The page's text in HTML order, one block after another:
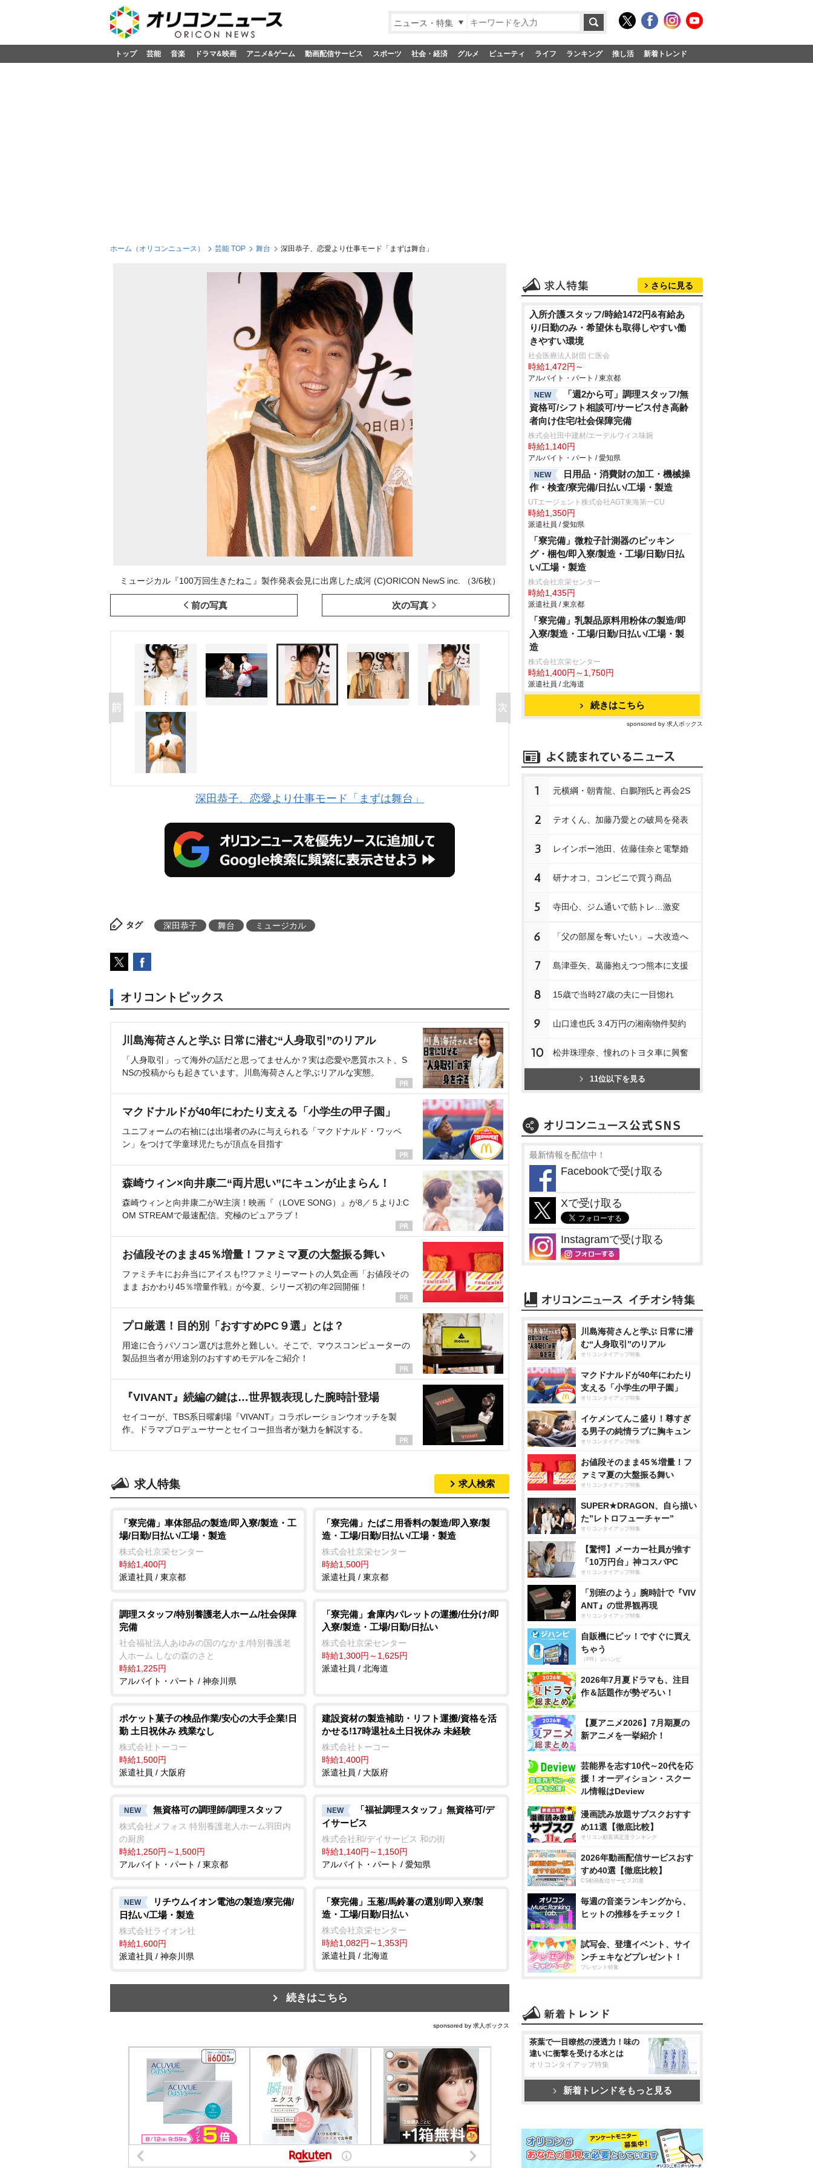
ニュース・特集
トップ 芸能 音楽 ドラマ&映画 アニメ&ゲーム 動画配信サービス スポーツ 社会・経済 グルメ ビューティ ライフ ランキング 推し活 新着トレンド
ホーム（オリコンニュース） 芸能 TOP 舞台 深田恭子、恋愛より仕事モード「まずは舞台」
ミュージカル『100万回生きたねこ』製作発表会見に出席した成河 (C)ORICON NewS inc. （3/6枚）
前の写真 次の写真
深田恭子、恋愛より仕事モード「まずは舞台」
タグ 深田恭子 舞台 ミュージカル
オリコントピックス
川島海荷さんと学ぶ 日常に潜む“人身取引”のリアル
「人身取引」って海外の話だと思ってませんか？実は恋愛や悪質ホスト、S
NSの投稿からも起きています。川島海荷さんと学ぶリアルな実態。
マクドナルドが40年にわたり支える「小学生の甲子園」
ユニフォームの右袖には出場者のみに与えられる「マクドナルド・ワッペ
ン」をつけて学童球児たちが頂点を目指す
森崎ウィン×向井康二“両片思い”にキュンが止まらん！
森崎ウィンと向井康二がW主演！映画『（LOVE SONG）』が8／５よりJ:C
OM STREAMで最速配信。究極のピュアラブ！
お値段そのまま45％増量！ファミマ夏の大盤振る舞い
ファミチキにお弁当にアイスも!?ファミリーマートの人気企画「お値段その
まま おかわり45％増量作戦」が今夏、シリーズ初の年2回開催！
プロ厳選！目的別「おすすめPC９選」とは？
用途に合うパソコン選びは意外と難しい。そこで、マウスコンピューターの
製品担当者が用途別のおすすめモデルをご紹介！
『VIVANT』続編の鍵は…世界観表現した腕時計登場
セイコーが、TBS系日曜劇場『VIVANT』コラボレーションウオッチを製
作。ドラマプロデューサーとセイコー担当者が魅力を解説する。
求人特集 求人検索
「寮完備」車体部品の製造/即入寮/製造・工
場/日勤/日払い/工場・製造
株式会社京栄センター
時給1,400円
派遣社員 / 東京都
「寮完備」たばこ用香料の製造/即入寮/製
造・工場/日勤/日払い/工場・製造
株式会社京栄センター
時給1,500円
派遣社員 / 東京都
調理スタッフ/特別養護老人ホーム/社会保障
完備
社会福祉法人あゆみの国のなかま/特別養護老
人ホーム しなの森のさと
時給1,225円
アルバイト・パート / 神奈川県
「寮完備」倉庫内パレットの運搬/仕分け/即
入寮/製造・工場/日勤/日払い
株式会社京栄センター
時給1,300円～1,625円
派遣社員 / 北海道
ポケット菓子の検品作業/安心の大手企業!日
勤 土日祝休み 残業なし
株式会社トーコー
時給1,500円
派遣社員 / 大阪府
建設資材の製造補助・リフト運搬/資格を活
かせる!17時退社&土日祝休み 未経験
株式会社トーコー
時給1,400円
派遣社員 / 大阪府
NEW 無資格可の調理師/調理スタッフ
株式会社メフォス 特別養護老人ホーム羽田内
の厨房
時給1,250円～1,500円
アルバイト・パート / 東京都
NEW
「福祉調理スタッフ」無資格可/デ
イサービス
株式会社和/デイサービス 和の街
時給1,140円～1,150円
アルバイト・パート / 愛知県
NEW
リチウムイオン電池の製造/寮完備/
日払い/工場・製造
株式会社ライオン社
時給1,600円
派遣社員 / 神奈川県
「寮完備」玉葱/馬鈴薯の選別/即入寮/製
造・工場/日勤/日払い
株式会社京栄センター
時給1,082円～1,353円
派遣社員 / 北海道
続きはこちら
sponsored by 求人ボックス
さらに見る
入所介護スタッフ/時給1472円&有給あ
り/日勤のみ・希望休も取得しやすい働
きやすい環境
社会医療法人財団 仁医会
時給1,472円～
アルバイト・パート / 東京都
NEW
「週2から可」調理スタッフ/無
資格可/シフト相談可/サービス付き高齢
者向け住宅/社会保障完備
株式会社田中建材/エーデルワイス味鋺
時給1,140円
アルバイト・パート / 愛知県
NEW
日用品・消費財の加工・機械操
作・検査/寮完備/日払い/工場・製造
UTエージェント株式会社AGT東海第一CU
時給1,350円
派遣社員 / 愛知県
「寮完備」微粒子計測器のピッキン
グ・梱包/即入寮/製造・工場/日勤/日払
い/工場・製造
株式会社京栄センター
時給1,435円
派遣社員 / 東京都
「寮完備」乳製品原料用粉体の製造/即
入寮/製造・工場/日勤/日払い/工場・製
造
株式会社京栄センター
時給1,400円～1,750円
派遣社員 / 北海道
続きはこちら
sponsored by 求人ボックス
1 元横綱・朝青龍、白鵬翔氏と再会2S
2 テオくん、加藤乃愛との破局を発表
3 レインボー池田、佐藤佳奈と電撃婚
4 研ナオコ、コンビニで買う商品
5 寺田心、ジム通いで筋トレ…激変
6 「父の部屋を奪いたい」→大改造へ
7 島津亜矢、葛藤抱えつつ熊本に支援
8 15歳で当時27歳の夫に一目惚れ
9 山口達也氏 3.4万円の湘南物件契約
10 松井珠理奈、憧れのトヨタ車に興奮
11位以下を見る
最新情報を配信中！
Facebookで受け取る
Xで受け取る
Instagramで受け取る
川島海荷さんと学ぶ 日常に潜
む“人身取引”のリアル
オリコンタイアップ特集
マクドナルドが40年にわたり
支える「小学生の甲子園」
オリコンタイアップ特集
イケメンてんこ盛り！尊すぎ
る男子の純情ラブに胸キュン
オリコンタイアップ特集
お値段そのまま45％増量！フ
ァミマ夏の大盤振る舞い
オリコンタイアップ特集
SUPER★DRAGON、自ら描い
た”レトロフューチャー”
オリコンタイアップ特集
【驚愕】メーカー社員が推す
「10万円台」神コスパPC
オリコンタイアップ特集
「別班のよう」腕時計で『VIV
ANT』の世界観再現
オリコンタイアップ特集
自販機にピッ！ですぐに買え
ちゃう
（PR）ジハンピ
2026年7月夏ドラマも、注目
作＆話題作が勢ぞろい！
【夏アニメ2026】7月期夏の
新アニメを一挙紹介！
芸能界を志す10代～20代を応
援！オーディション・スクー
ル情報はDeview
漫画読み放題サブスクおすす
め11選【徹底比較】
オリコン顧客満足度ランキング
2026年動画配信サービスおす
すめ40選【徹底比較】
CS動画配信サービス20選
毎週の音楽ランキングから、
ヒットの推移をチェック！
試写会、登壇イベント、サイ
ンチェキなどプレゼント！
プレゼント特集
茶葉で一目瞭然の浸透力！味の
違いに衝撃を受ける水とは
オリコンタイアップ特集
新着トレンドをもっと見る